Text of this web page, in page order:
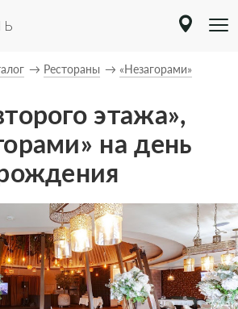
Рестораны «Незагорами»
этажа»,
на день